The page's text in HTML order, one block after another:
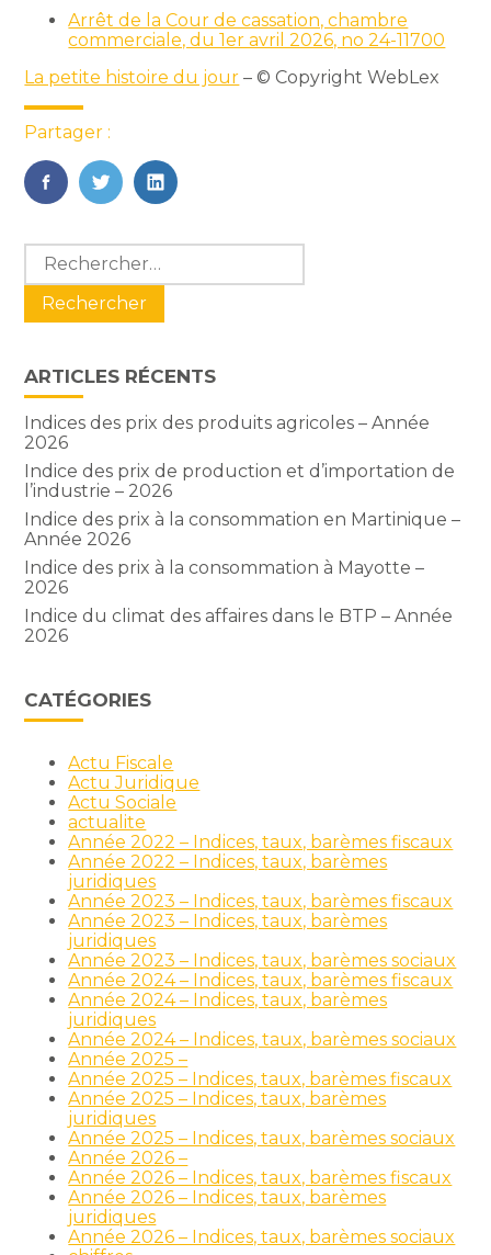
Arrêt de la Cour de cassation, chambre
commerciale, du 1er avril 2026, no 24-11700
La petite histoire du jour – © Copyright WebLex
Partager :
FaceBook
TwitterLinkedIn
Blog
sidebar
Rechercher :
ARTICLES RÉCENTS
Indices des prix des produits agricoles – Année
2026
Indice des prix de production et d’importation de
l’industrie – 2026
Indice des prix à la consommation en Martinique –
Année 2026
Indice des prix à la consommation à Mayotte –
2026
Indice du climat des affaires dans le BTP – Année
2026
CATÉGORIES
Actu Fiscale
Actu Juridique
Actu Sociale
actualite
Année 2022 – Indices, taux, barèmes fiscaux
Année 2022 – Indices, taux, barèmes
juridiques
Année 2023 – Indices, taux, barèmes fiscaux
Année 2023 – Indices, taux, barèmes
juridiques
Année 2023 – Indices, taux, barèmes sociaux
Année 2024 – Indices, taux, barèmes fiscaux
Année 2024 – Indices, taux, barèmes
juridiques
Année 2024 – Indices, taux, barèmes sociaux
Année 2025 –
Année 2025 – Indices, taux, barèmes fiscaux
Année 2025 – Indices, taux, barèmes
juridiques
Année 2025 – Indices, taux, barèmes sociaux
Année 2026 –
Année 2026 – Indices, taux, barèmes fiscaux
Année 2026 – Indices, taux, barèmes
juridiques
Année 2026 – Indices, taux, barèmes sociaux